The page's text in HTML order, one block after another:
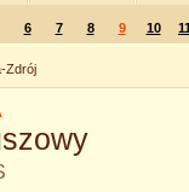
6 7 8 9 10
Zdrój